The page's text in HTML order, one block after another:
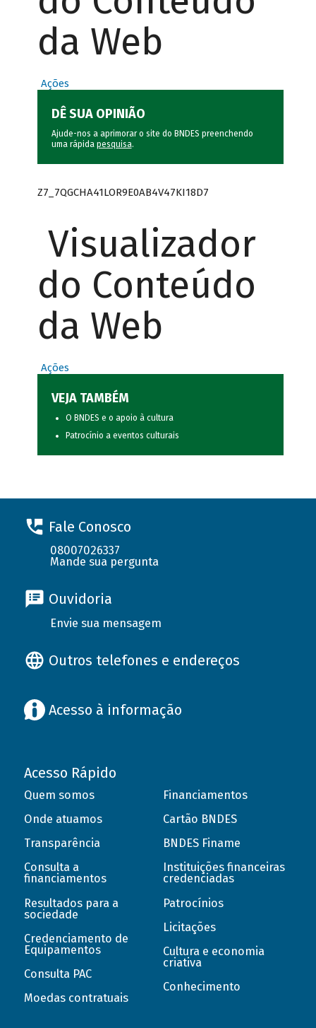
da Web
Ações
DÊ SUA OPINIÃO
Ajude-nos a aprimorar o site do BNDES preenchendo
uma rápida pesquisa.
Z7_7QGCHA41LOR9E0AB4V47KI18D7
Visualizador
do Conteúdo
da Web
Ações
VEJA TAMBÉM
O BNDES e o apoio à cultura
Patrocínio a eventos culturais
Fale Conosco
08007026337
Mande sua pergunta
Ouvidoria
Envie sua mensagem
Outros telefones e endereços
Acesso à informação
Acesso Rápido
Quem somos
Onde atuamos
Transparência
Consulta a
financiamentos
Resultados para a
sociedade
Credenciamento de
Equipamentos
Consulta PAC
Moedas contratuais
Financiamentos
Cartão BNDES
BNDES Finame
Instituições financeiras
credenciadas
Patrocínios
Licitações
Cultura e economia
criativa
Conhecimento